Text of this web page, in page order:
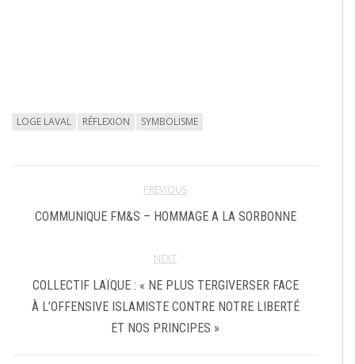
LOGE LAVAL RÉFLEXION SYMBOLISME
PREVIOUS
COMMUNIQUE FM&S – HOMMAGE A LA SORBONNE
NEXT
COLLECTIF LAÏQUE : « NE PLUS TERGIVERSER FACE
À L’OFFENSIVE ISLAMISTE CONTRE NOTRE LIBERTÉ
ET NOS PRINCIPES »